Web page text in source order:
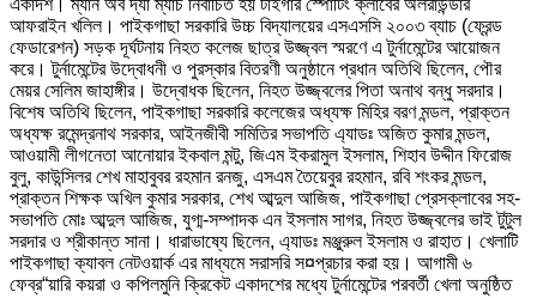
একাদশ। ম্যান অব দ্যা ম্যাচ নির্বাচিত হয় টাইগার স্পোর্টিং ক্লাবের অলরাউন্ডার
আফরাইন খলিল। পাইকগাছা সরকারি উচ্চ বিদ্যালয়ের এসএসসি ২০০৩ ব্যাচ (ফ্রেন্ড
ফেডারেশন) সড়ক দূর্ঘটনায় নিহত কলেজ ছাত্র উজ্জ্বল স্মরণে এ টুর্নামেন্টের আয়োজন
করে। টুর্নামেন্টের উদ্বোধনী ও পুরস্কার বিতরণী অনুষ্ঠানে প্রধান অতিথি ছিলেন, পৌর
মেয়র সেলিম জাহাঙ্গীর। উদ্বোধক ছিলেন, নিহত উজ্জ্বলের পিতা অনাথ বন্ধু সরদার।
বিশেষ অতিথি ছিলেন, পাইকগাছা সরকারি কলেজের অধ্যক্ষ মিহির বরণ মন্ডল, প্রাক্তন
অধ্যক্ষ রমেন্দ্রনাথ সরকার, আইনজীবী সমিতির সভাপতি এ্যাডঃ অজিত কুমার মন্ডল,
আওয়ামী লীগনেতা আনোয়ার ইকবাল মন্টু, জিএম ইকরামুল ইসলাম, শিহাব উদ্দীন ফিরোজ
বুলু, কাউন্সিলর শেখ মাহাবুবর রহমান রনজু, এসএম তৈয়েবুর রহমান, রবি শংকর মন্ডল,
প্রাক্তন শিক্ষক অখিল কুমার সরকার, শেখ আব্দুল আজিজ, পাইকগাছা প্রেসক্লাবের সহ-
সভাপতি মোঃ আব্দুল আজিজ, যুগ্ম-সম্পাদক এন ইসলাম সাগর, নিহত উজ্জ্বলের ভাই টুটুল
সরদার ও শ্রীকান্ত সানা। ধারাভাষ্যে ছিলেন, এ্যাডঃ মঞ্জুরুল ইসলাম ও রাহাত। খেলাটি
পাইকগাছা ক্যাবল নেটওয়ার্ক এর মাধ্যমে সরাসরি স¤প্রচার করা হয়। আগামী ৬
ফেব্র“য়ারি কয়রা ও কপিলমুনি ক্রিকেট একাদশের মধ্যে টুর্নামেন্টের পরবর্তী খেলা অনুষ্ঠিত